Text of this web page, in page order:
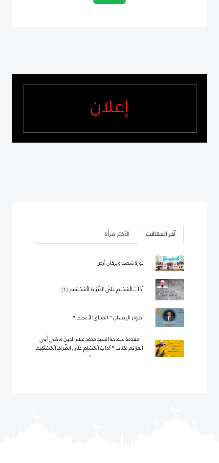
آخر المقالات الأكثر قرأة
ثورة شعب وبركان أرض
آدَابُ الْمُسْلِمِ عَلَى الصِّرَاطِ الْمُسْتَقِيمِ (1)
أطوار الإنسان " الميثاق الأعظم "
مقدمة سماحة السيد محمد علاء الدين ماضي أبي
العزائم لكتاب " آدَابُ الْمُسْلِمِ عَلَى الصِّرَاطِ الْمُسْتَقِيمِ
"